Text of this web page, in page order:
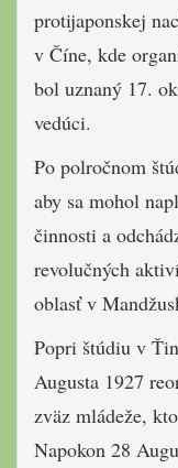
protijaponskej
v Číne, kde
bol uznaný 17.
vedúci.
Po polročnom
aby sa mohol
činnosti a
revolučných
oblasť v
Popri štúdiu v
Augusta 1927
zväz mládeže,
Napokon 28